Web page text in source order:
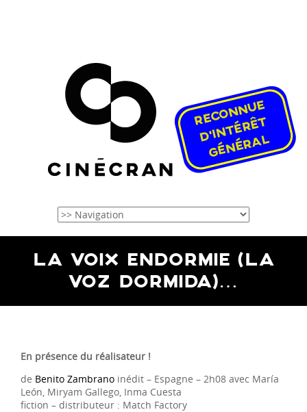
LA VOIX ENDORMIE (LA
VOZ DORMIDA)…
En présence du réalisateur !
de Benito Zambrano inédit – Espagne – 2h08 avec María
León, Miryam Gallego, Inma Cuesta
fiction – distributeur : Match Factory